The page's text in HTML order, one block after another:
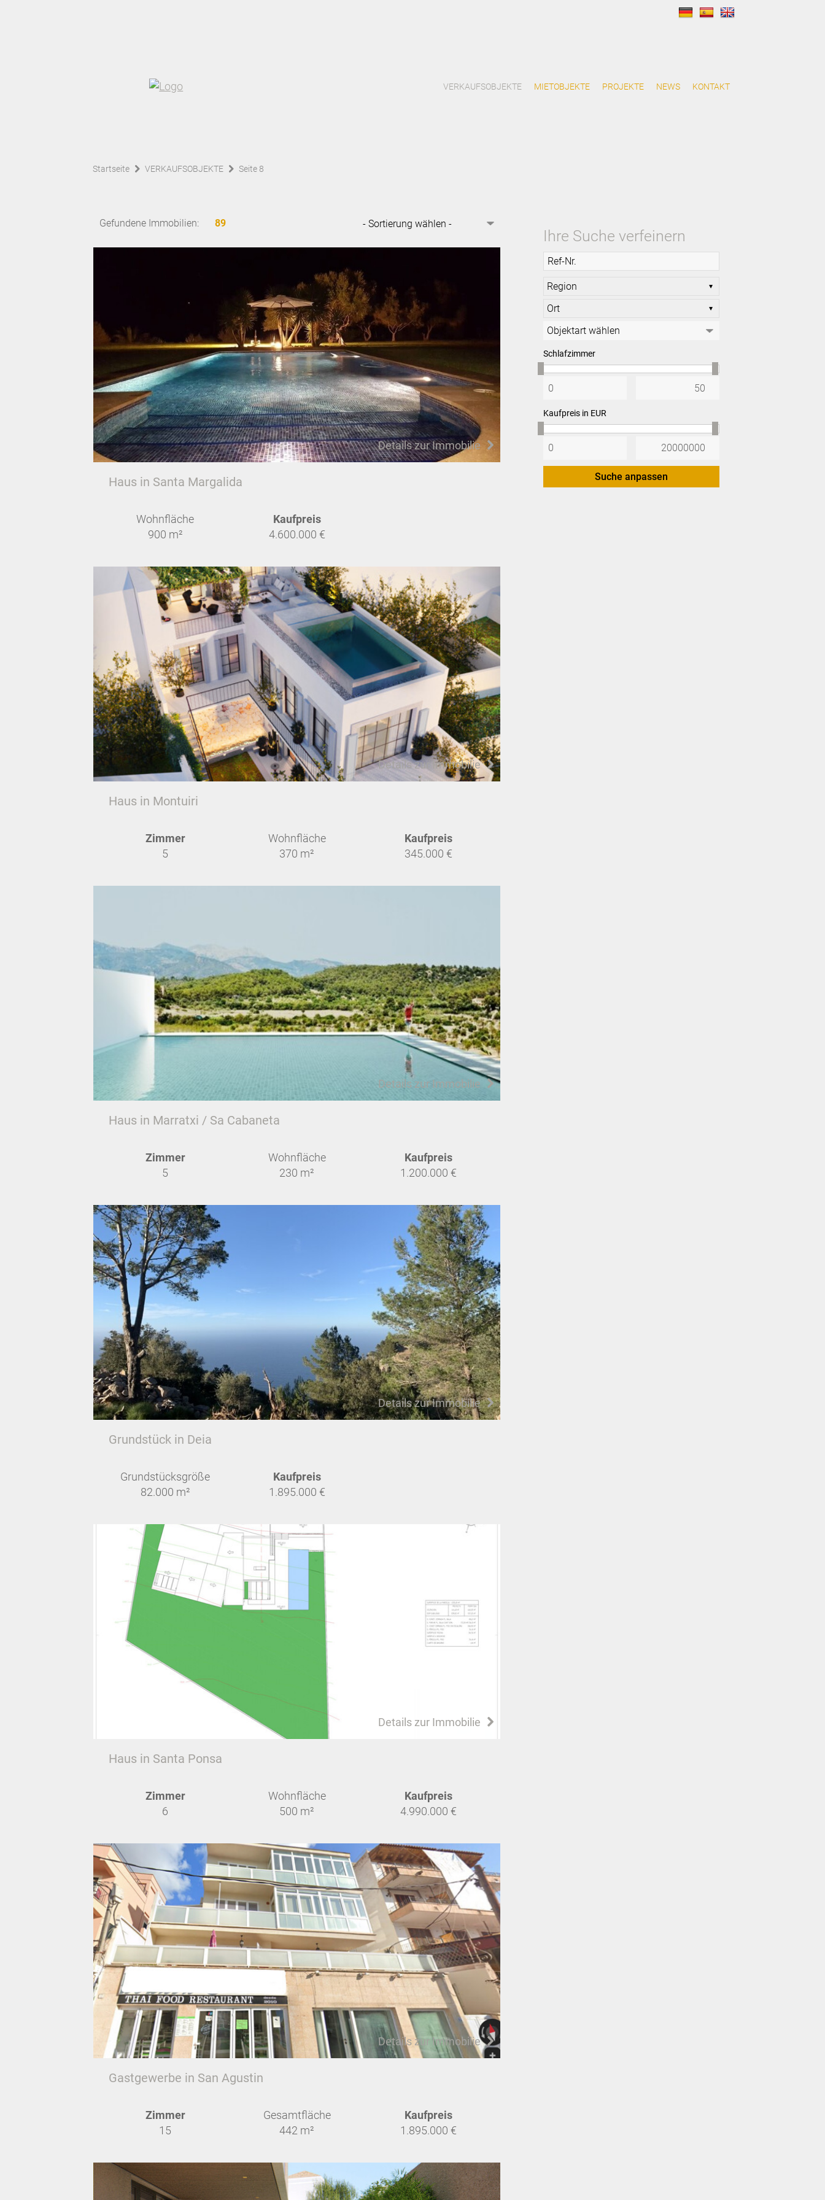
VERKAUFSOBJEKTE MIETOBJEKTE PROJEKTE NEWS KONTAKT
Startseite VERKAUFSOBJEKTE Seite 8
Gefundene Immobilien: 89
Details zur Immobilie
Haus in Santa Margalida
Wohnfläche
900 m²
Kaufpreis
4.600.000 €
Details zur Immobilie
Haus in Montuiri
Zimmer
5
Wohnfläche
370 m²
Kaufpreis
345.000 €
Details zur Immobilie
Haus in Marratxi / Sa Cabaneta
Zimmer
5
Wohnfläche
230 m²
Kaufpreis
1.200.000 €
Details zur Immobilie
Grundstück in Deia
Grundstücksgröße
82.000 m²
Kaufpreis
1.895.000 €
Details zur Immobilie
Haus in Santa Ponsa
Zimmer
6
Wohnfläche
500 m²
Kaufpreis
4.990.000 €
Details zur Immobilie
Gastgewerbe in San Agustin
Zimmer
15
Gesamtfläche
442 m²
Kaufpreis
1.895.000 €
Ihre Suche verfeinern
Schlafzimmer
Kaufpreis in EUR
Suche anpassen